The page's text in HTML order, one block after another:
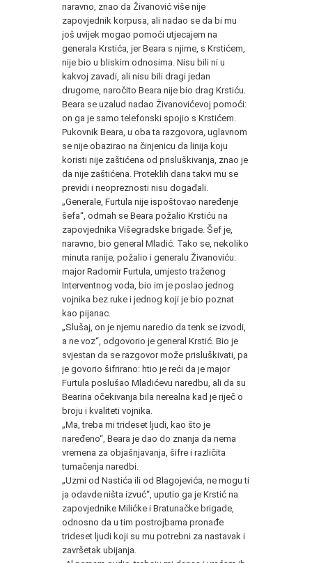
naravno, znao da Živanović više nije
zapovjednik korpusa, ali nadao se da bi mu
još uvijek mogao pomoći utjecajem na
generala Krstića, jer Beara s njime, s Krstićem,
nije bio u bliskim odnosima. Nisu bili ni u
kakvoj zavadi, ali nisu bili dragi jedan
drugome, naročito Beara nije bio drag Krstiću.
Beara se uzalud nadao Živanovićevoj pomoći:
on ga je samo telefonski spojio s Krstićem.
Pukovnik Beara, u oba ta razgovora, uglavnom
se nije obazirao na činjenicu da linija koju
koristi nije zaštićena od prisluškivanja, znao je
da nije zaštićena. Proteklih dana takvi mu se
previdi i neopreznosti nisu događali.
„Generale, Furtula nije ispoštovao naređenje
šefa“, odmah se Beara požalio Krstiću na
zapovjednika Višegradske brigade. Šef je,
naravno, bio general Mladić. Tako se, nekoliko
minuta ranije, požalio i generalu Živanoviću:
major Radomir Furtula, umjesto traženog
Interventnog voda, bio im je poslao jednog
vojnika bez ruke i jednog koji je bio poznat
kao pijanac.
„Slušaj, on je njemu naredio da tenk se izvodi,
a ne voz“, odgovorio je general Krstić. Bio je
svjestan da se razgovor može prisluškivati, pa
je govorio šifrirano: htio je reći da je major
Furtula poslušao Mladićevu naredbu, ali da su
Bearina očekivanja bila nerealna kad je riječ o
broju i kvaliteti vojnika.
„Ma, treba mi trideset ljudi, kao što je
naređeno“, Beara je dao do znanja da nema
vremena za objašnjavanja, šifre i različita
tumačenja naredbi.
„Uzmi od Nastića ili od Blagojevića, ne mogu ti
ja odavde ništa izvuć“, uputio ga je Krstić na
zapovjednike Milićke i Bratunačke brigade,
odnosno da u tim postrojbama pronađe
trideset ljudi koji su mu potrebni za nastavak i
završetak ubijanja.